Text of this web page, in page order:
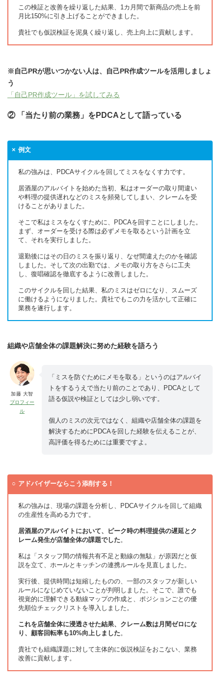
この検証と改善を繰り返した結果、1カ月間で新商品の売上を前
月比150%に引き上げることができました。
貴社でも仮説検証を泥臭く繰り返し、売上向上に貢献します。
※自己PRが思いつかない人は、自己PR作成ツールを活用しましょ
う
「自己PR作成ツール」を試してみる
② 「当たり前の業務」をPDCAとして語っている
例文
私の強みは、PDCAサイクルを回してミスをなくす力です。
居酒屋のアルバイトを始めた当初、私はオーダーの取り間違い
や料理の提供遅れなどのミスを頻発してしまい、クレームを受
けることがありました。
そこで私はミスをなくすために、PDCAを回すことにしました。
まず、オーダーを受ける際は必ずメモを取るという計画を立
て、それを実行しました。
退勤後にはその日のミスを振り返り、なぜ間違えたのかを確認
しました。そして次の出勤では、メモの取り方をさらに工夫
し、復唱確認を徹底するように改善しました。
このサイクルを回した結果、私のミスはゼロになり、スムーズ
に働けるようになりました。貴社でもこの力を活かして正確に
業務を遂行します。
組織や店舗全体の課題解決に努めた経験を語ろう
加藤 大智
プロフィー
ル
「ミスを防ぐためにメモを取る」というのはアルバイ
トをするうえで当たり前のことであり、PDCAとして
語る仮説や検証としては少し弱いです。
個人のミスの次元ではなく、組織や店舗全体の課題を
解決するためにPDCAを回した経験を伝えることが、
高評価を得るためには重要ですよ。
アドバイザーならこう添削する！
私の強みは、現場の課題を分析し、PDCAサイクルを回して組織
の生産性を高める力です。
居酒屋のアルバイトにおいて、ピーク時の料理提供の遅延とク
レーム発生が店舗全体の課題でした。
私は「スタッフ間の情報共有不足と動線の無駄」が原因だと仮
説を立て、ホールとキッチンの連携ルールを見直しました。
実行後、提供時間は短縮したものの、一部のスタッフが新しい
ルールになじめていないことが判明しました。そこで、誰でも
視覚的に理解できる動線マップの作成と、ポジションごとの優
先順位チェックリストを導入しました。
これを店舗全体に浸透させた結果、クレーム数は月間ゼロにな
り、顧客回転率も10%向上しました。
貴社でも組織課題に対して主体的に仮説検証をおこない、業務
改善に貢献します。